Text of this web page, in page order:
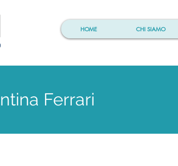
HOME CHI SIAMO
Ferrari